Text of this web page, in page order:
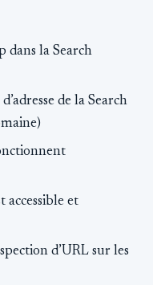
dans la Search
de la Search
accessible et
d’URL sur les